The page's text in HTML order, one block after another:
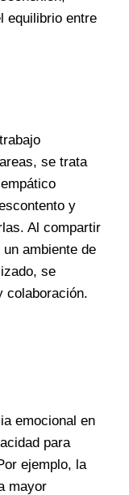
equilibrio entre
se trata
y
Al compartir
ambiente de
se
colaboración.
emocional en
para
ejemplo, la
mayor